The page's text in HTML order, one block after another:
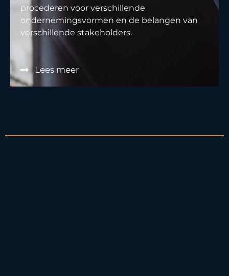
procederen voor verschillende
ondernemingsvormen en de belangen van
verschillende stakeholders.
Lees meer